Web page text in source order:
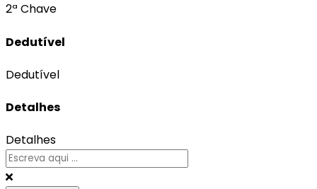
2ª Chave
Dedutível
Dedutível
Detalhes
Detalhes